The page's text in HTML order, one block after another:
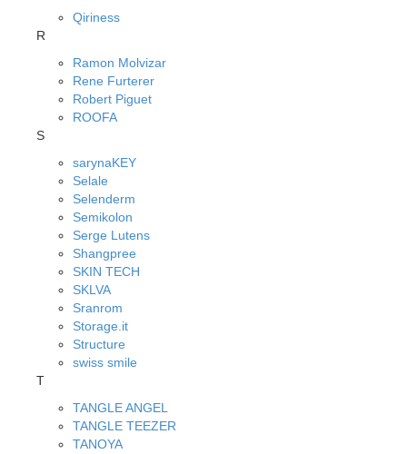
Qiriness
R
Ramon Molvizar
Rene Furterer
Robert Piguet
ROOFA
S
sarynaKEY
Selale
Selenderm
Semikolon
Serge Lutens
Shangpree
SKIN TECH
SKLVA
Sranrom
Storage.it
Structure
swiss smile
T
TANGLE ANGEL
TANGLE TEEZER
TANOYA